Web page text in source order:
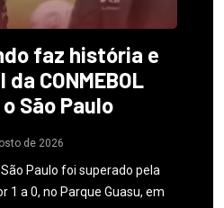
faz história e
CONMEBOL
São Paulo
de 2026
Paulo foi superado pela
1 a 0, no Parque Guasu, em